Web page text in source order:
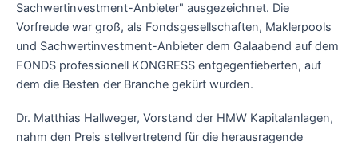
Sachwertinvestment-Anbieter" ausgezeichnet. Die
Vorfreude war groß, als Fondsgesellschaften, Maklerpools
und Sachwertinvestment-Anbieter dem Galaabend auf dem
FONDS professionell KONGRESS entgegenfieberten, auf
dem die Besten der Branche gekürt wurden.
Dr. Matthias Hallweger, Vorstand der HMW Kapitalanlagen,
nahm den Preis stellvertretend für die herausragende